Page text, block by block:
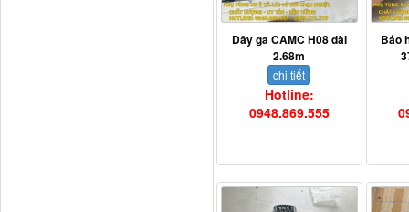
Dây ga CAMC H08 dài
2.68m
chi tiết
Hotline:
0948.869.555
Báo